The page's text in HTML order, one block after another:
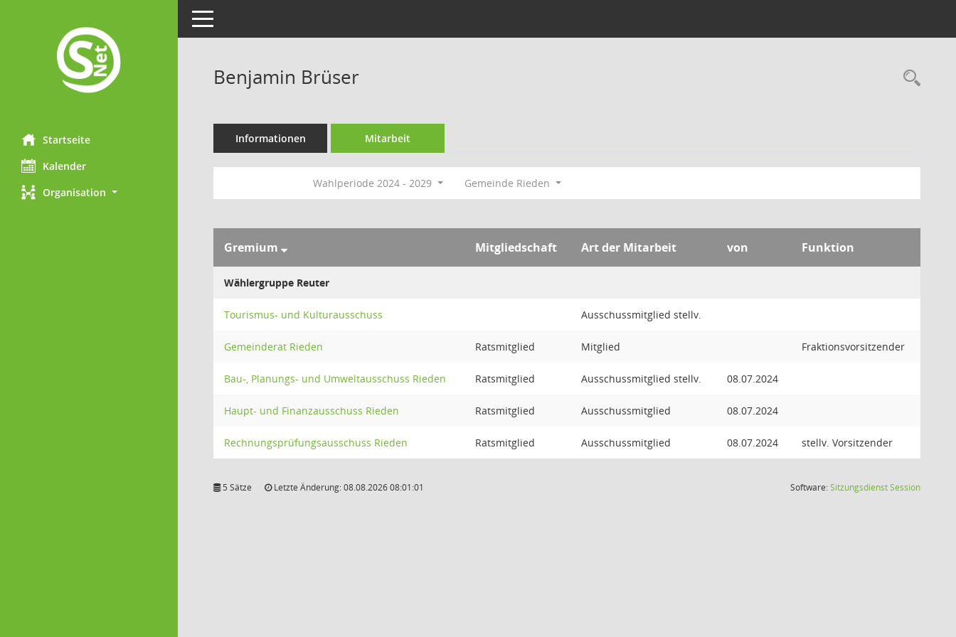
Startseite
Kalender
Organisation
Toggle navigation
Benjamin Brüser
Informationen Mitarbeit
Wahlperiode 2024 - 2029 Gemeinde Rieden
Gremium Mitgliedschaft Art der Mitarbeit von Funktion
Wählergruppe Reuter
Tourismus- und Kulturausschuss Ausschussmitglied stellv.
Gemeinderat Rieden Ratsmitglied Mitglied Fraktionsvorsitzender
Bau-, Planungs- und Umweltausschuss Rieden Ratsmitglied Ausschussmitglied stellv. 08.07.2024
Haupt- und Finanzausschuss Rieden Ratsmitglied Ausschussmitglied 08.07.2024
Rechnungsprüfungsausschuss Rieden Ratsmitglied Ausschussmitglied 08.07.2024 stellv. Vorsitzender
5 Sätze Letzte Änderung: 08.08.2026 08:01:01 Software:SitzungsdienstSession(Wird in